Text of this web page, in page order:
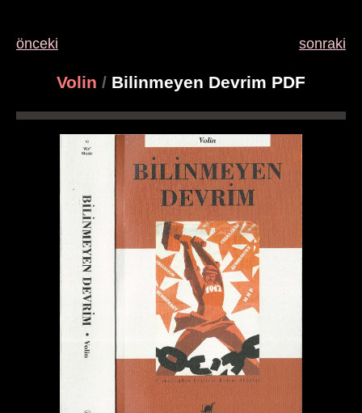
önceki sonraki
Volin / Bilinmeyen Devrim PDF